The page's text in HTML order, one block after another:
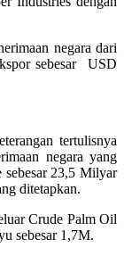
negara dari
sebesar USD
tertulisnya
negara yang
23,5 Milyar
ditetapkan.
Crude Palm Oil
sebesar 1,7M.